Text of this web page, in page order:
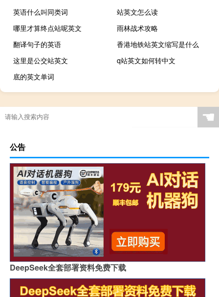
英语什么叫同类词
站英文怎么读
哪里才算终点站呢英文
雨林战术攻略
翻译句子的英语
香港地铁站英文缩写是什么
这里是公交站英文
q站英文如何转中文
底的英文单词
☚
公告
DeepSeek全套部署资料免费下载